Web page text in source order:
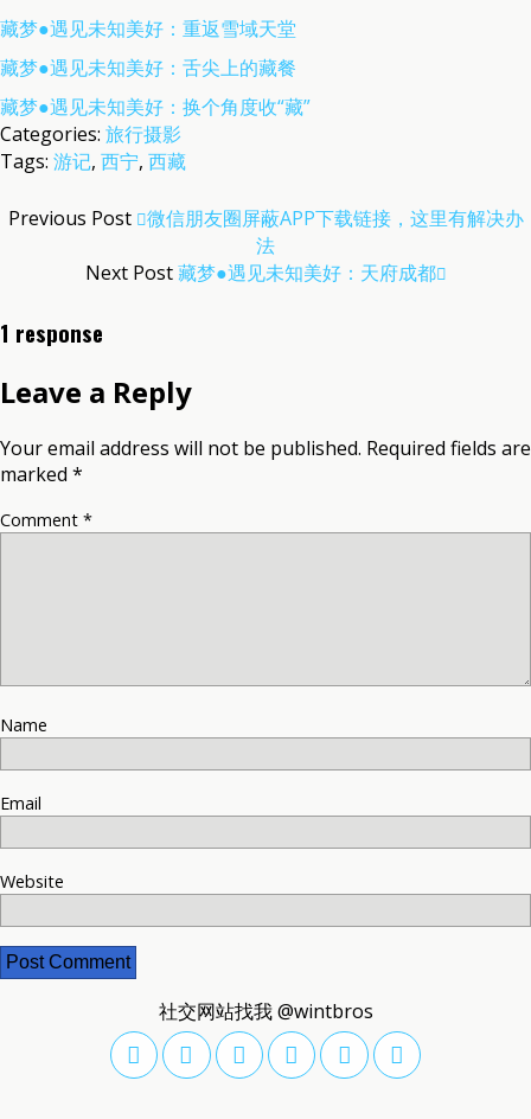
藏梦●遇见未知美好：重返雪域天堂
藏梦●遇见未知美好：舌尖上的藏餐
藏梦●遇见未知美好：换个角度收“藏”
Categories: 旅行摄影
Tags: 游记, 西宁, 西藏
Previous Post 微信朋友圈屏蔽APP下载链接，这里有解决办
法
Next Post藏梦●遇见未知美好：天府成都
1 response
Leave a Reply
Your email address will not be published. Required fields are
marked *
Comment *
Name
Email
Website
社交网站找我 @wintbros